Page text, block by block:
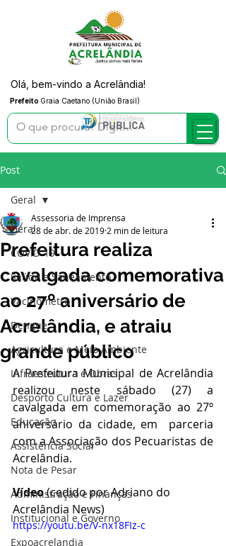
Prefeito Graia Caetano (União Brasil)
Olá, bem-vindo a Acrelândia!
Post
Geral
COVID-19
Saúde e Saneamento
Vacinômetro
Dengue
Agricultura e Meio Ambiente
Infraestrutura e Obras
Desporto Cultura e Lazer
Educação
Assistência Social
Nota de Pesar
Administração e Finanças
Institucional e Governo
Expoacrelandia
Geral
Prefeitura realiza
cavalgada comemorativa
ao 27º aniversário de
Acrelândia, e atraiu
grande público
Assessoria de Imprensa
28 de abr. de 2019 2 min de leitura
A Prefeitura Municipal de Acrelândia
realizou neste sábado (27) a
cavalgada em comemoração ao 27º
aniversário da cidade, em  parceria
com a Associação dos Pecuaristas de
Acrelândia.
Vídeo (cedido por Adriano do
Acrelândia News)
https://youtu.be/V-nx18FIz-c